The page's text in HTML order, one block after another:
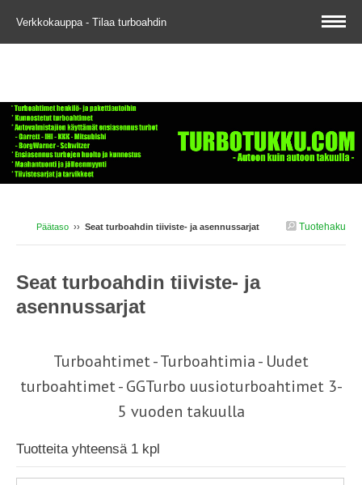
Verkkokauppa - Tilaa turboahdin
Tuotehaku
Päätaso ›› Seat turboahdin tiiviste- ja asennussarjat
Seat turboahdin tiiviste- ja
asennussarjat
Turboahtimet - Turboahtimia - Uudet
turboahtimet - GGTurbo uusioturboahtimet 3-
5 vuoden takuulla
Tuotteita yhteensä 1 kpl